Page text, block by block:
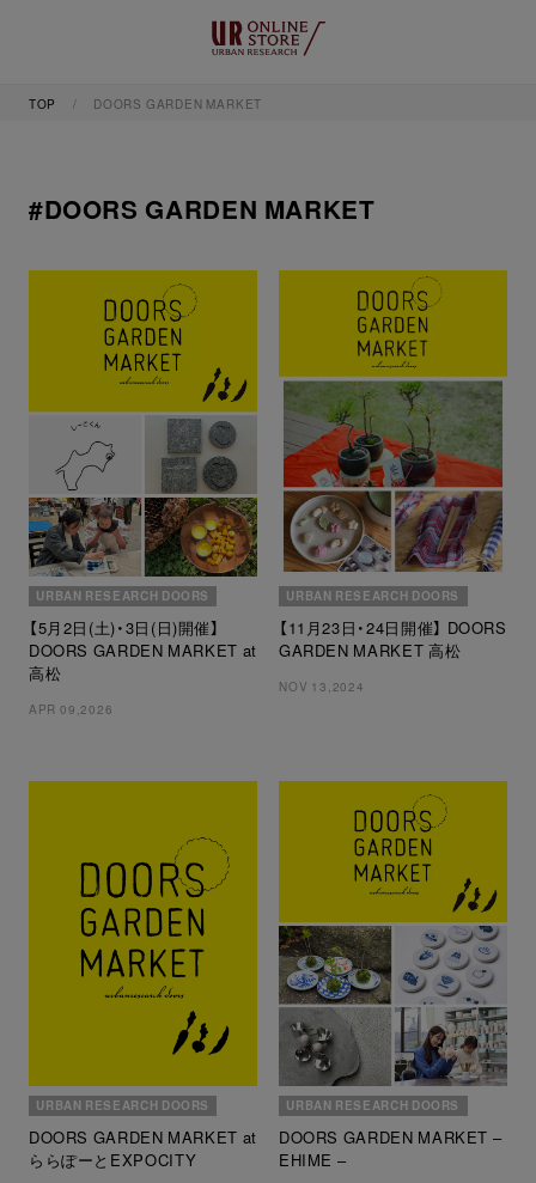
TOP DOORS GARDEN MARKET
#DOORS GARDEN MARKET
URBAN RESEARCH DOORS
【5月2日(土)・3日(日)開催】
DOORS GARDEN MARKET at
高松
APR 09,2026
URBAN RESEARCH DOORS
【11月23日・24日開催】 DOORS
GARDEN MARKET 高松
NOV 13,2024
URBAN RESEARCH DOORS
DOORS GARDEN MARKET at
ららぽーとEXPOCITY
URBAN RESEARCH DOORS
DOORS GARDEN MARKET –
EHIME –